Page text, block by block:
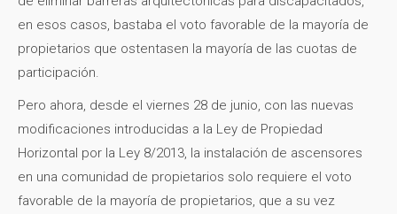
en esos casos, bastaba el voto favorable de la mayoría de
propietarios que ostentasen la mayoría de las cuotas de
participación.
Pero ahora, desde el viernes 28 de junio, con las nuevas
modificaciones introducidas a la Ley de Propiedad
Horizontal por la Ley 8/2013, la instalación de ascensores
en una comunidad de propietarios solo requiere el voto
favorable de la mayoría de propietarios, que a su vez